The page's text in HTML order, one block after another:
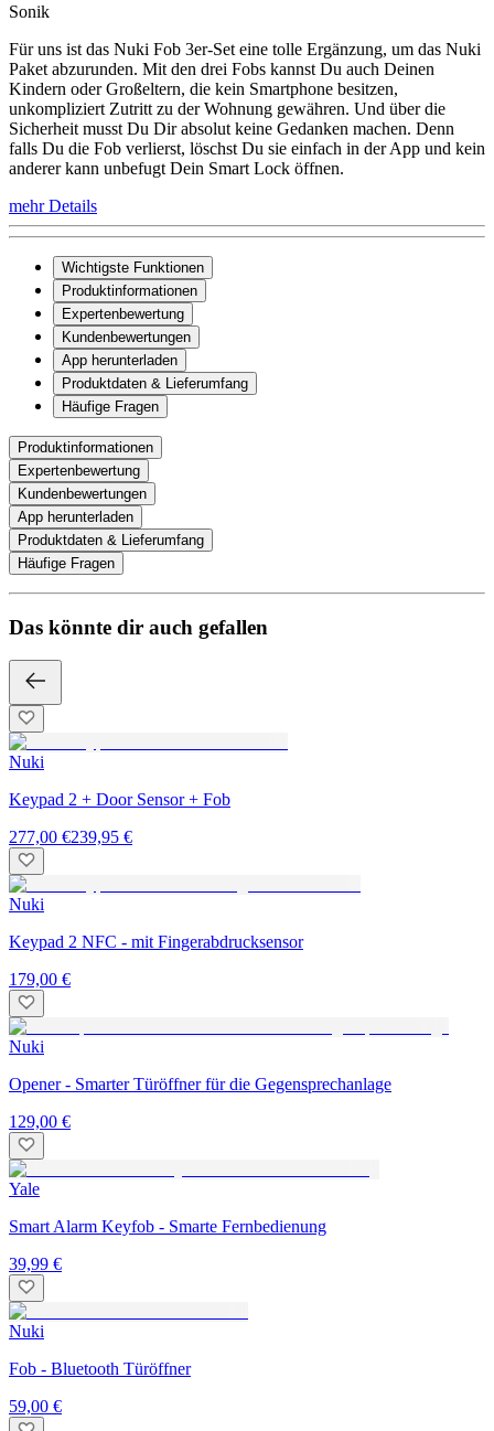
Sonik
Für uns ist das Nuki Fob 3er-Set eine tolle Ergänzung, um das Nuki
Paket abzurunden. Mit den drei Fobs kannst Du auch Deinen
Kindern oder Großeltern, die kein Smartphone besitzen,
unkompliziert Zutritt zu der Wohnung gewähren. Und über die
Sicherheit musst Du Dir absolut keine Gedanken machen. Denn
falls Du die Fob verlierst, löschst Du sie einfach in der App und kein
anderer kann unbefugt Dein Smart Lock öffnen.
mehr Details
Wichtigste Funktionen
Produktinformationen
Expertenbewertung
Kundenbewertungen
App herunterladen
Produktdaten & Lieferumfang
Häufige Fragen
Produktinformationen
Expertenbewertung
Kundenbewertungen
App herunterladen
Produktdaten & Lieferumfang
Häufige Fragen
Das könnte dir auch gefallen
Nuki
Keypad 2 + Door Sensor + Fob
277,00 €239,95 €
Nuki
Keypad 2 NFC - mit Fingerabdrucksensor
179,00 €
Nuki
Opener - Smarter Türöffner für die Gegen­sprech­anlage
129,00 €
Yale
Smart Alarm Keyfob - Smarte Fernbedienung
39,99 €
Nuki
Fob - Bluetooth Türöffner
59,00 €